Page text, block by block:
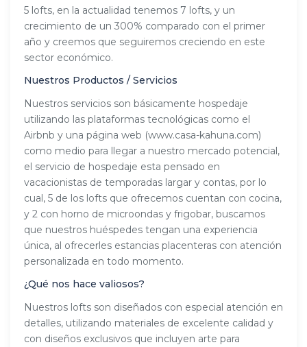
5 lofts, en la actualidad tenemos 7 lofts, y un
crecimiento de un 300% comparado con el primer
año y creemos que seguiremos creciendo en este
sector económico.
Nuestros Productos / Servicios
Nuestros servicios son básicamente hospedaje
utilizando las plataformas tecnológicas como el
Airbnb y una página web (www.casa-kahuna.com)
como medio para llegar a nuestro mercado potencial,
el servicio de hospedaje esta pensado en
vacacionistas de temporadas largar y contas, por lo
cual, 5 de los lofts que ofrecemos cuentan con cocina,
y 2 con horno de microondas y frigobar, buscamos
que nuestros huéspedes tengan una experiencia
única, al ofrecerles estancias placenteras con atención
personalizada en todo momento.
¿Qué nos hace valiosos?
Nuestros lofts son diseñados con especial atención en
detalles, utilizando materiales de excelente calidad y
con diseños exclusivos que incluyen arte para